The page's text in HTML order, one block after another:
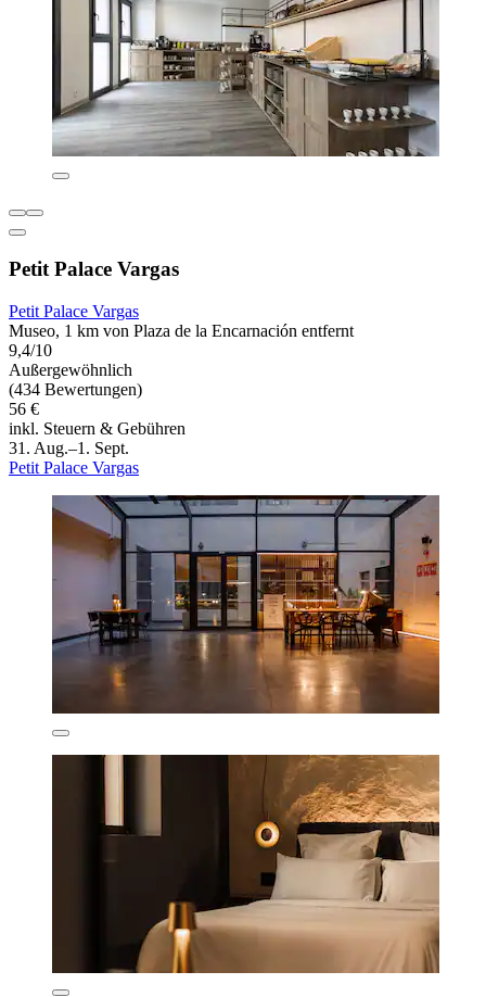
Petit Palace Vargas
Petit Palace Vargas
Museo, 1 km von Plaza de la Encarnación entfernt
9,4/10
Außergewöhnlich
(434 Bewertungen)
56 €
inkl. Steuern & Gebühren
31. Aug.–1. Sept.
Petit Palace Vargas